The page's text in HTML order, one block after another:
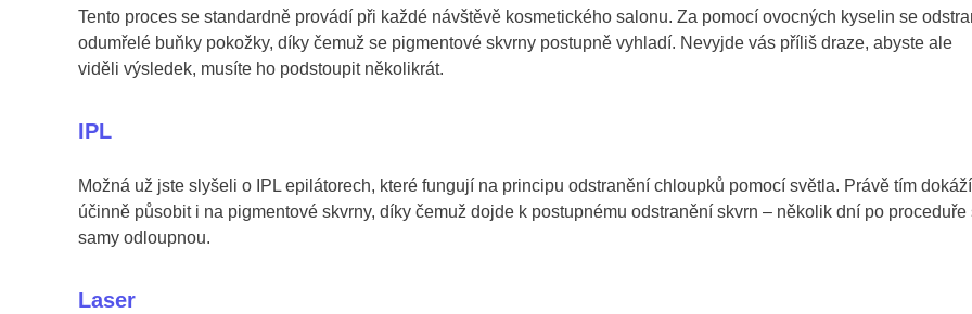
Tento proces se standardně provádí při každé návštěvě kosmetického salonu. Za pomocí ovocných kyselin se
odumřelé buňky pokožky, díky čemuž se pigmentové skvrny postupně vyhladí. Nevyjde vás příliš draze, abyste ale
viděli výsledek, musíte ho podstoupit několikrát.
IPL
Možná už jste slyšeli o IPL epilátorech, které fungují na principu odstranění chloupků pomocí světla. Právě tím dokáží
účinně působit i na pigmentové skvrny, díky čemuž dojde k postupnému odstranění skvrn – několik dní po proceduře
samy odloupnou.
Laser